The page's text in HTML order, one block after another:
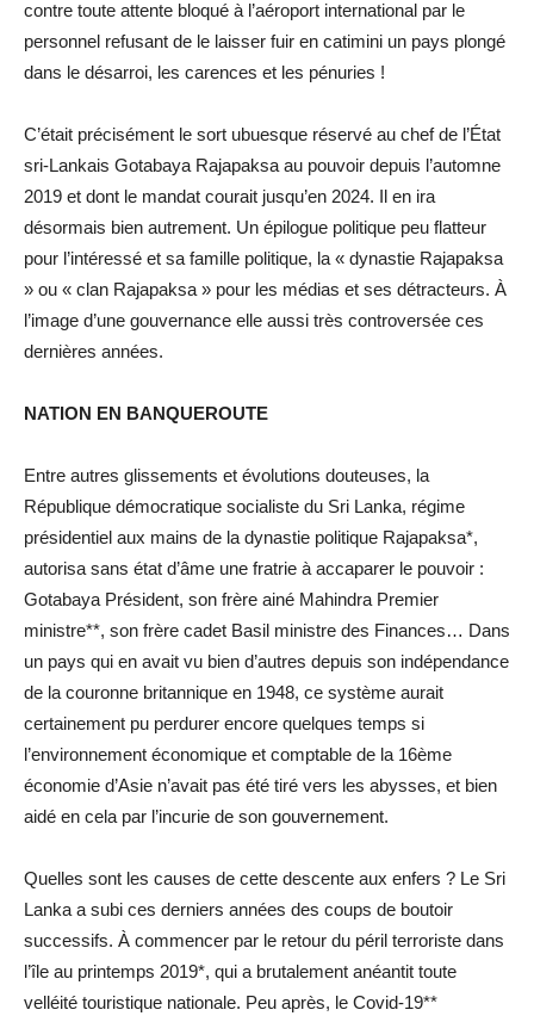
contre toute attente bloqué à l’aéroport international par le
personnel refusant de le laisser fuir en catimini un pays plongé
dans le désarroi, les carences et les pénuries !
C’était précisément le sort ubuesque réservé au chef de l’État
sri-Lankais Gotabaya Rajapaksa au pouvoir depuis l’automne
2019 et dont le mandat courait jusqu’en 2024. Il en ira
désormais bien autrement. Un épilogue politique peu flatteur
pour l’intéressé et sa famille politique, la « dynastie Rajapaksa
» ou « clan Rajapaksa » pour les médias et ses détracteurs. À
l’image d’une gouvernance elle aussi très controversée ces
dernières années.
NATION EN BANQUEROUTE
Entre autres glissements et évolutions douteuses, la
République démocratique socialiste du Sri Lanka, régime
présidentiel aux mains de la dynastie politique Rajapaksa*,
autorisa sans état d’âme une fratrie à accaparer le pouvoir :
Gotabaya Président, son frère ainé Mahindra Premier
ministre**, son frère cadet Basil ministre des Finances… Dans
un pays qui en avait vu bien d’autres depuis son indépendance
de la couronne britannique en 1948, ce système aurait
certainement pu perdurer encore quelques temps si
l’environnement économique et comptable de la 16ème
économie d’Asie n’avait pas été tiré vers les abysses, et bien
aidé en cela par l’incurie de son gouvernement.
Quelles sont les causes de cette descente aux enfers ? Le Sri
Lanka a subi ces derniers années des coups de boutoir
successifs. À commencer par le retour du péril terroriste dans
l’île au printemps 2019*, qui a brutalement anéantit toute
velléité touristique nationale. Peu après, le Covid-19**